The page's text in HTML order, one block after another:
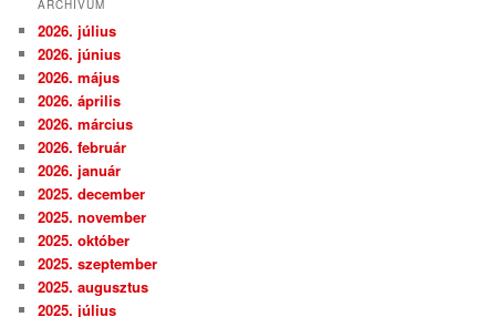
ARCHÍVUM
2026. július
2026. június
2026. május
2026. április
2026. március
2026. február
2026. január
2025. december
2025. november
2025. október
2025. szeptember
2025. augusztus
2025. július